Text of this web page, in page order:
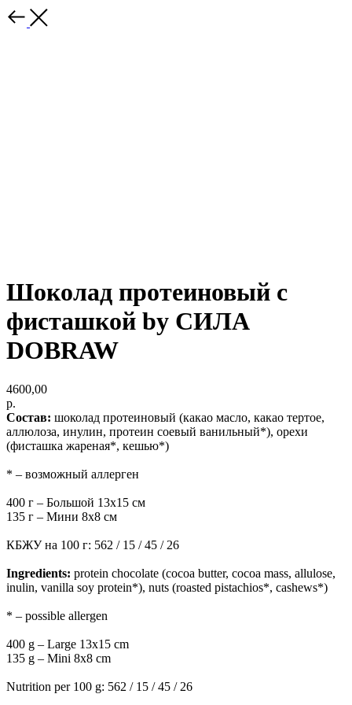
Шоколад протеиновый с
фисташкой by СИЛА
DOBRAW
4600,00
р.
Cостав: шоколад протеиновый (какао масло, какао тертое,
аллюлоза, инулин, протеин соевый ванильный*), орехи
(фисташка жареная*, кешью*)
* – возможный аллерген
400 г – Большой 13х15 см
135 г – Мини 8х8 см
КБЖУ на 100 г: 562 / 15 / 45 / 26
Ingredients: protein chocolate (cocoa butter, cocoa mass, allulose,
inulin, vanilla soy protein*), nuts (roasted pistachios*, cashews*)
* – possible allergen
400 g – Large 13x15 cm
135 g – Mini 8x8 cm
Nutrition per 100 g: 562 / 15 / 45 / 26